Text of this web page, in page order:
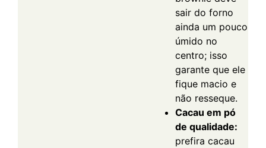
sair do forno
ainda um pouco
úmido no
centro; isso
garante que ele
fique macio e
não resseque.
Cacau em pó
de qualidade:
prefira cacau